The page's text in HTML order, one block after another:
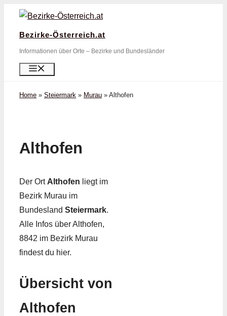
Zum
springen
Bezirke-Österreich.at
Informationen über Orte – Bezirke und Bundesländer
Home » Steiermark » Murau » Althofen
Althofen
Der OrtAlthofen liegt im
Bezirk Murau im
Bundesland Steiermark.
Alle Infos über Althofen,
8842 im Bezirk Murau
findest du hier.
Übersicht von
Althofen